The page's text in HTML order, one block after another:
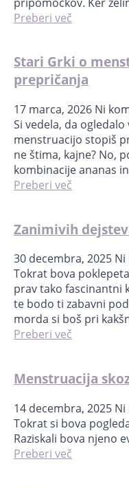
Preberi več
Stari Grki o
prepričanja
17 marca, 2026 Ni
Si vedela, da
menstruacijo stopiš
ne štima, kajne? No,
kombinacije ananas
Preberi več
Zanimivih
30 decembra, 2025 Ni
Tokrat bova
prav tako fascinantni
te bodo ti zabavni
morda si boš pri
Preberi več
Menstruacija
14 decembra, 2025 Ni
Tokrat si bova
Raziskali bova njeno
Preberi več